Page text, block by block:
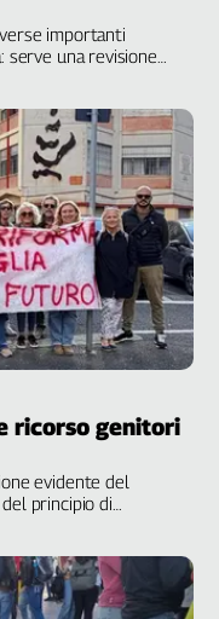
importanti
serve una revisione
ricorso genitori
evidente del
principio di